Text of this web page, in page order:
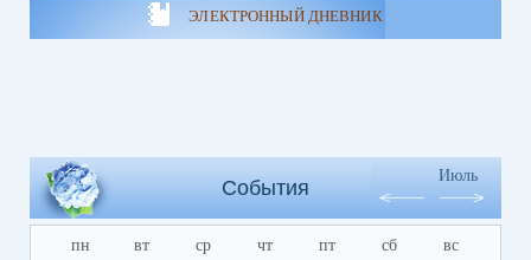
ЭЛЕКТРОННЫЙ ДНЕВНИК
События
Июль
пн вт ср чт пт сб вс